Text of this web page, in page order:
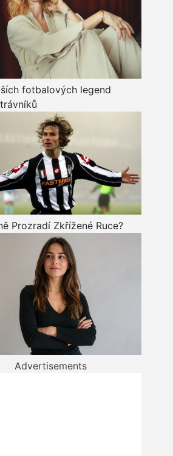
fotbalových legend
Prozradí Zkřížené Ruce?
Advertisements